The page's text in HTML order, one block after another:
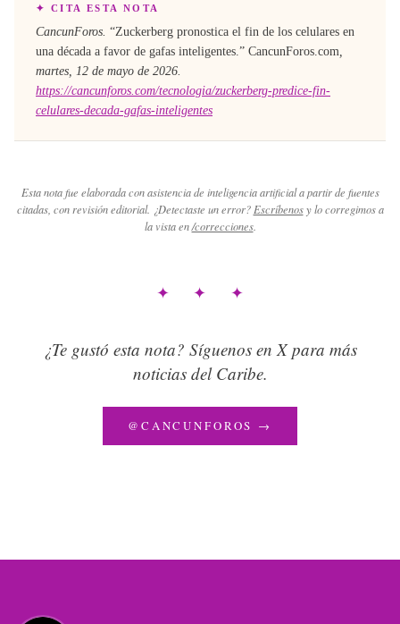
✦ CITA ESTA NOTA
CancunForos. “Zuckerberg pronostica el fin de los celulares en
una década a favor de gafas inteligentes.” CancunForos.com,
martes, 12 de mayo de 2026.
https://cancunforos.com/tecnologia/zuckerberg-predice-fin-
celulares-decada-gafas-inteligentes
Esta nota fue elaborada con asistencia de inteligencia artificial a partir de fuentes
citadas, con revisión editorial. ¿Detectaste un error? Escríbenos y lo corregimos a
la vista en /correcciones.
✦ ✦ ✦
¿Te gustó esta nota? Síguenos en X para más
noticias del Caribe.
@CANCUNFOROS →